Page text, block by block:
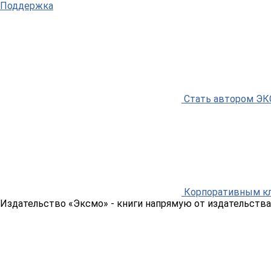
Поддержка
Стать автором
Корпоративным
Издательство «Эксмо» - книги напрямую от издательства